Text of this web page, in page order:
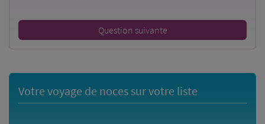
Question suivante
Votre voyage de noces sur votre liste